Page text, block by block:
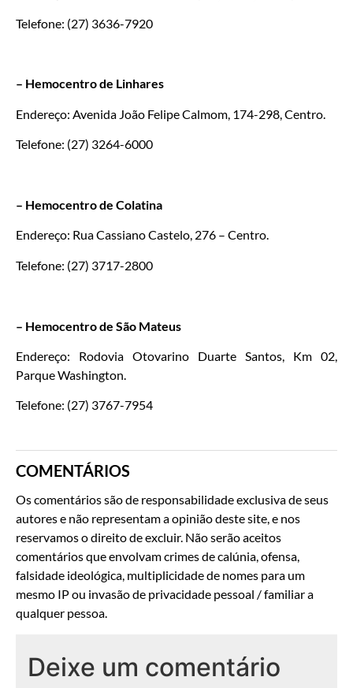
Telefone: (27) 3636-7920
– Hemocentro de Linhares
Endereço: Avenida João Felipe Calmom, 174-298, Centro.
Telefone: (27) 3264-6000
– Hemocentro de Colatina
Endereço: Rua Cassiano Castelo, 276 – Centro.
Telefone: (27) 3717-2800
– Hemocentro de São Mateus
Endereço: Rodovia Otovarino Duarte Santos, Km 02,
Parque Washington.
Telefone: (27) 3767-7954
COMENTÁRIOS
Os comentários são de responsabilidade exclusiva de seus
autores e não representam a opinião deste site, e nos
reservamos o direito de excluir. Não serão aceitos
comentários que envolvam crimes de calúnia, ofensa,
falsidade ideológica, multiplicidade de nomes para um
mesmo IP ou invasão de privacidade pessoal / familiar a
qualquer pessoa.
Deixe um comentário